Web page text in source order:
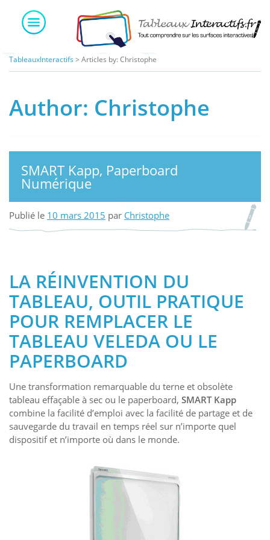
content
TableauxInteractifs > Articles by: Christophe
Author: Christophe
SMART Kapp, Paperboard
Numérique
Publié le 10 mars 2015 par Christophe
LA RÉINVENTION DU
TABLEAU, OUTIL PRATIQUE
POUR REMPLACER LE
TABLEAU VELEDA OU LE
PAPERBOARD
Une transformation remarquable du terne et obsolète
tableau effaçable à sec ou le paperboard, SMART Kapp
combine la facilité d’emploi avec la facilité de partage et de
sauvegarde du travail en temps réel sur n’importe quel
dispositif et n’importe où dans le monde.